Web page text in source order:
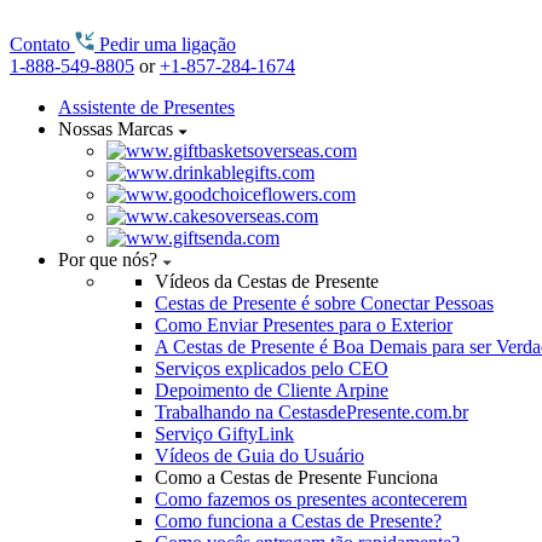
Contato
Pedir uma ligação
1-888-549-8805 or+1-857-284-1674
Assistente de Presentes
Nossas Marcas
Por que nós?
Vídeos da Cestas de Presente
Cestas de Presente é sobre Conectar Pessoas
Como Enviar Presentes para o Exterior
A Cestas de Presente é Boa Demais para ser
Serviços explicados pelo CEO
Depoimento de Cliente Arpine
Trabalhando na CestasdePresente.com.br
Serviço GiftyLink
Vídeos de Guia do Usuário
Como a Cestas de Presente Funciona
Como fazemos os presentes acontecerem
Como funciona a Cestas de Presente?